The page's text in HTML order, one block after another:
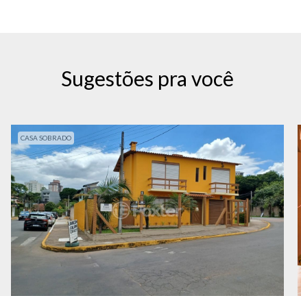
Sugestões pra você
CASA SOBRADO